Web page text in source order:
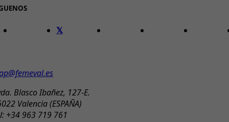
Blasco Ibañez, 127-E.
Valencia (ESPAÑA)
+34 963 719 761